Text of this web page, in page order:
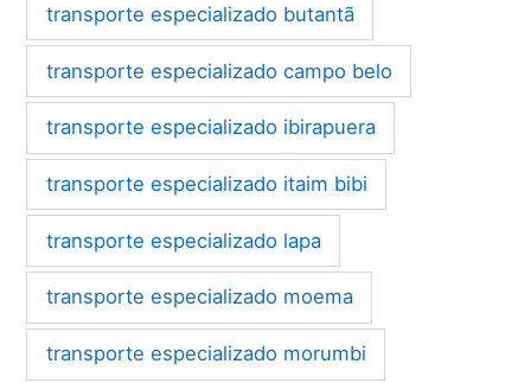
transporte especializado butantã
transporte especializado campo belo
transporte especializado ibirapuera
transporte especializado itaim bibi
transporte especializado lapa
transporte especializado moema
transporte especializado morumbi